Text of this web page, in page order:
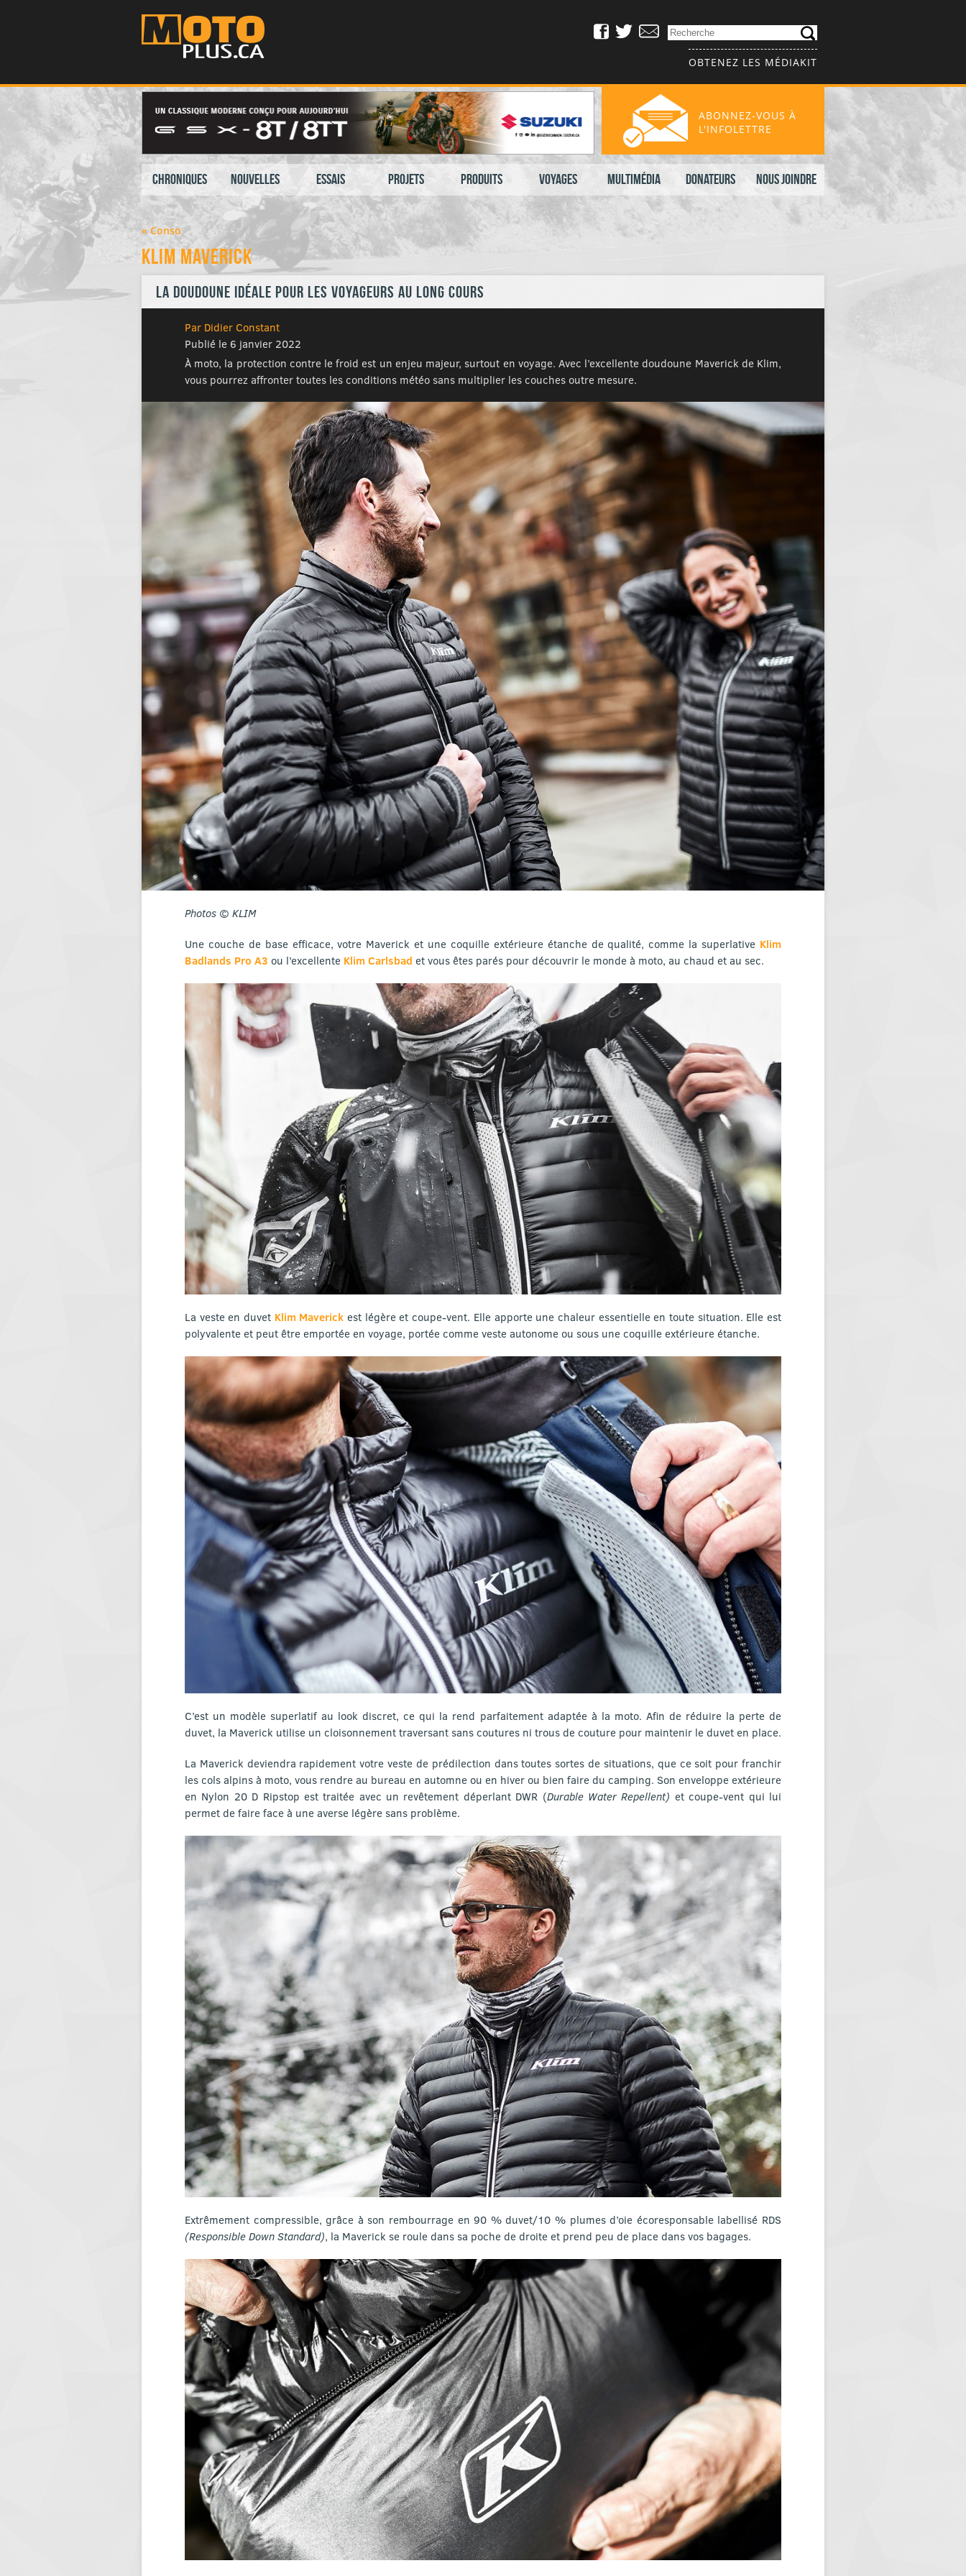
OBTENEZ LES MÉDIAKIT
Chroniques Nouvelles Essais Projets Produits Voyages Multimédia Donateurs Nous joindre
ABONNEZ-VOUS À
L'INFOLETTRE
« Conso
Klim Maverick
La doudoune idéale pour les voyageurs au long cours
Par Didier Constant
Publié le 6 janvier 2022
À moto, la protection contre le froid est un enjeu majeur, surtout en voyage. Avec l’excellente doudoune Maverick de Klim,
vous pourrez affronter toutes les conditions météo sans multiplier les couches outre mesure.
Photos © KLIM
Une couche de base efficace, votre Maverick et une coquille extérieure étanche de qualité, comme la superlative Klim
Badlands Pro A3 ou l’excellente Klim Carlsbad et vous êtes parés pour découvrir le monde à moto, au chaud et au sec.
La veste en duvet Klim Maverick est légère et coupe-vent. Elle apporte une chaleur essentielle en toute situation. Elle est
polyvalente et peut être emportée en voyage, portée comme veste autonome ou sous une coquille extérieure étanche.
C’est un modèle superlatif au look discret, ce qui la rend parfaitement adaptée à la moto. Afin de réduire la perte de
duvet, la Maverick utilise un cloisonnement traversant sans coutures ni trous de couture pour maintenir le duvet en place.
La Maverick deviendra rapidement votre veste de prédilection dans toutes sortes de situations, que ce soit pour franchir
les cols alpins à moto, vous rendre au bureau en automne ou en hiver ou bien faire du camping. Son enveloppe extérieure
en Nylon 20 D Ripstop est traitée avec un revêtement déperlant DWR (Durable Water Repellent) et coupe-vent qui lui
permet de faire face à une averse légère sans problème.
Extrêmement compressible, grâce à son rembourrage en 90 % duvet/10 % plumes d’oie écoresponsable labellisé RDS
(Responsible Down Standard), la Maverick se roule dans sa poche de droite et prend peu de place dans vos bagages.